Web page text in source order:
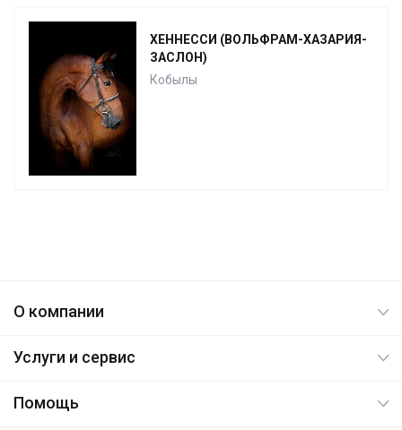
ХЕННЕССИ (ВОЛЬФРАМ-ХАЗАРИЯ-
ЗАСЛОН)
Кобылы
О компании
Услуги и сервис
Помощь